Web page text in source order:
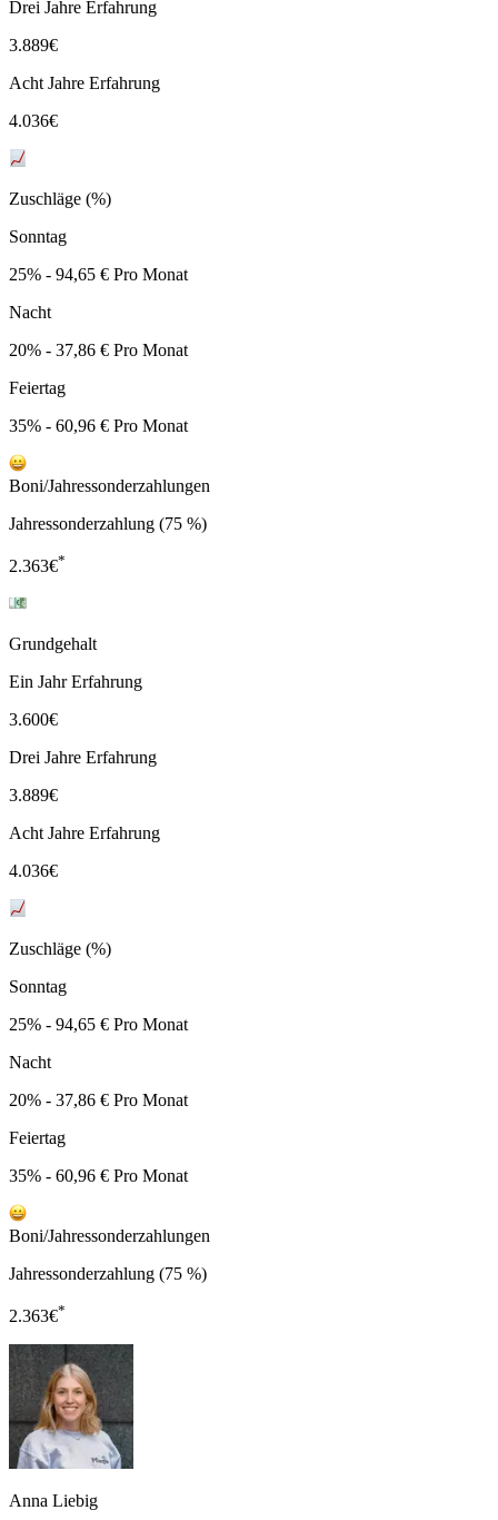
Drei Jahre Erfahrung
3.889€
Acht Jahre Erfahrung
4.036€
Zuschläge (%)
Sonntag
25% - 94,65 € Pro Monat
Nacht
20% - 37,86 € Pro Monat
Feiertag
35% - 60,96 € Pro Monat
Boni/Jahressonderzahlungen
Jahressonderzahlung (75 %)
2.363€*
Grundgehalt
Ein Jahr Erfahrung
3.600€
Drei Jahre Erfahrung
3.889€
Acht Jahre Erfahrung
4.036€
Zuschläge (%)
Sonntag
25% - 94,65 € Pro Monat
Nacht
20% - 37,86 € Pro Monat
Feiertag
35% - 60,96 € Pro Monat
Boni/Jahressonderzahlungen
Jahressonderzahlung (75 %)
2.363€*
Anna Liebig